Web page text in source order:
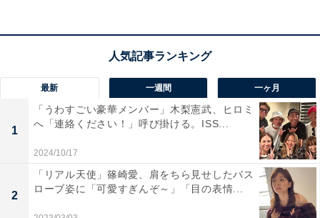
最新 一週間 一ヶ月
1
「うわすごい豪華メンバー」木梨憲武、ヒロミ
へ「連絡ください！」呼び掛ける。ISS...
2024/10/17
2
「リアル天使」篠崎愛、肩をちら見せしたバス
ローブ姿に「可愛すぎんぞ～」「目の表情...